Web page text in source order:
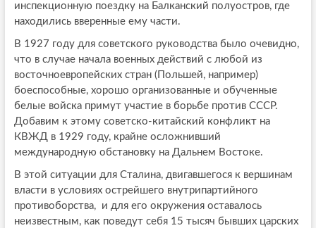
инспекционную поездку на Балканский полуостров, где
находились вверенные ему части.
В 1927 году для советского руководства было очевидно,
что в случае начала военных действий с любой из
восточноевропейских стран (Польшей, например)
боеспособные, хорошо организованные и обученные
белые войска примут участие в борьбе против СССР.
Добавим к этому советско-китайский конфликт на
КВЖД в 1929 году, крайне осложнивший
международную обстановку на Дальнем Востоке.
В этой ситуации для Сталина, двигавшегося к вершинам
власти в условиях острейшего внутрипартийного
противоборства, и для его окружения оставалось
неизвестным, как поведут себя 15 тысяч бывших царских